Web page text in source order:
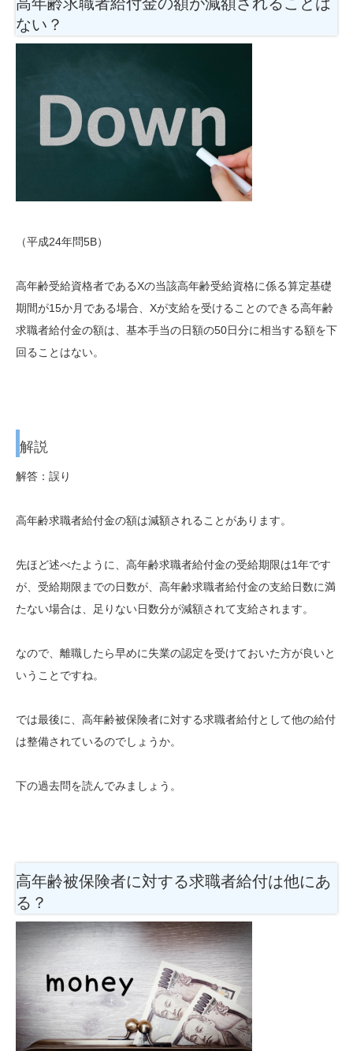
ない？
（平成24年問5B）
高年齢受給資格者であるXの当該高年齢受給資格に係る算定基礎
期間が15か月である場合、Xが支給を受けることのできる高年齢
求職者給付金の額は、基本手当の日額の50日分に相当する額を下
回ることはない。
解説
解答：誤り
高年齢求職者給付金の額は減額されることがあります。
先ほど述べたように、高年齢求職者給付金の受給期限は1年です
が、受給期限までの日数が、高年齢求職者給付金の支給日数に満
たない場合は、足りない日数分が減額されて支給されます。
なので、離職したら早めに失業の認定を受けておいた方が良いと
いうことですね。
では最後に、高年齢被保険者に対する求職者給付として他の給付
は整備されているのでしょうか。
下の過去問を読んでみましょう。
高年齢被保険者に対する求職者給付は他にあ
る？